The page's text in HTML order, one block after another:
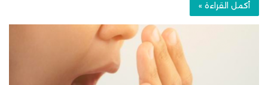
أكمل القراءة »